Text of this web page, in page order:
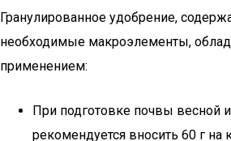
Гранулированное удобрение,
необходимые макроэлементы,
применением:
При подготовке почвы весной
рекомендуется вносить 60 г на